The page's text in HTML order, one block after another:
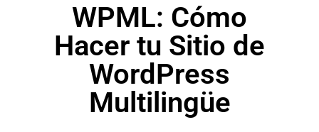
WPML: Cómo
Hacer tu Sitio de
WordPress
Multilingüe